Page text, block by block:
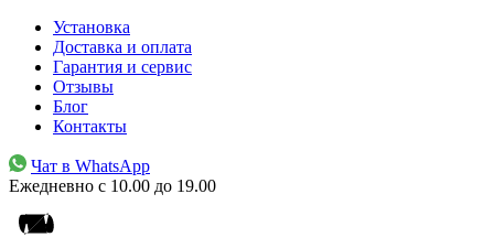
Установка
Доставка и оплата
Гарантия и сервис
Отзывы
Блог
Контакты
Чат в WhatsApp
Ежедневно с 10.00 до 19.00